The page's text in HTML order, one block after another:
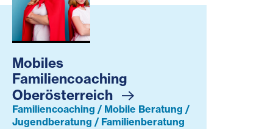
Mobiles
Familiencoaching
Oberösterreich
Familiencoaching / Mobile Beratung /
Jugendberatung / Familienberatung